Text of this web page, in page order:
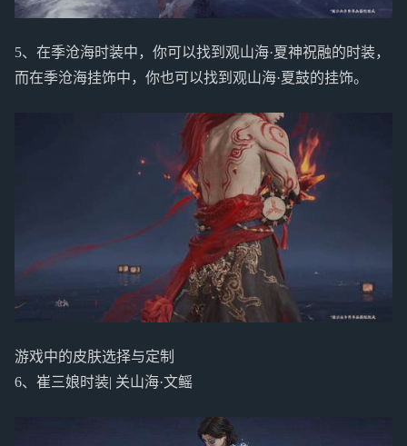
5、在季沧海时装中，你可以找到观山海·夏神祝融的时装，
而在季沧海挂饰中，你也可以找到观山海·夏鼓的挂饰。
游戏中的皮肤选择与定制
6、崔三娘时装| 关山海·文鳐